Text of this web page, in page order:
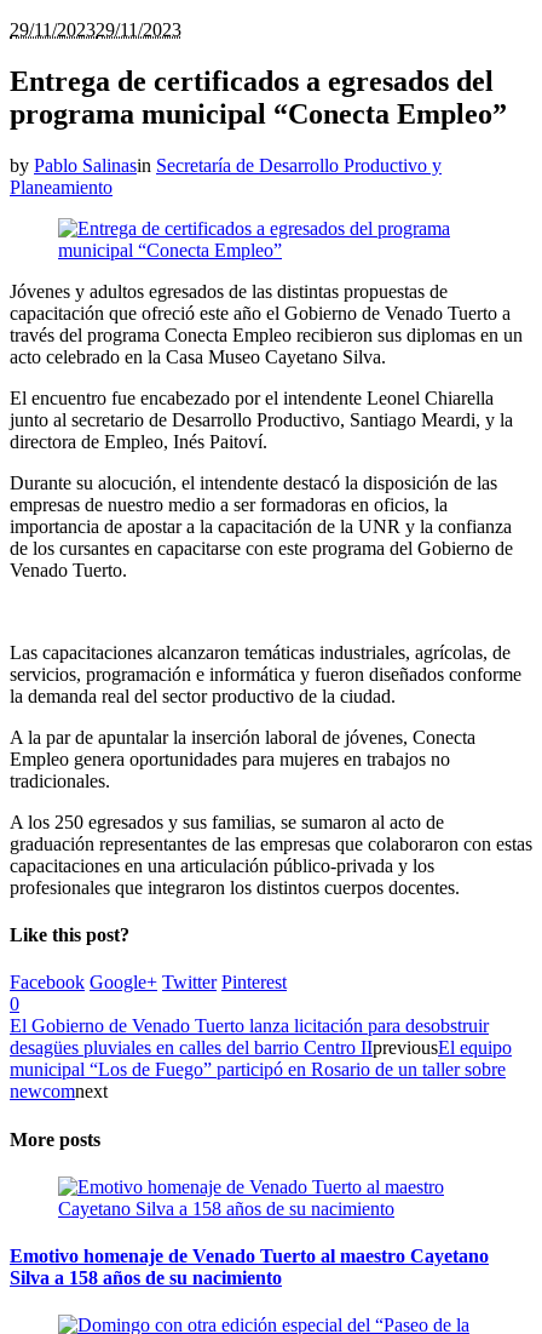
29/11/202329/11/2023
Entrega de certificados a egresados del
programa municipal “Conecta Empleo”
by Pablo Salinasin Secretaría de Desarrollo Productivo y
Planeamiento
Jóvenes y adultos egresados de las distintas propuestas de
capacitación que ofreció este año el Gobierno de Venado Tuerto a
través del programa Conecta Empleo recibieron sus diplomas en un
acto celebrado en la Casa Museo Cayetano Silva.
El encuentro fue encabezado por el intendente Leonel Chiarella
junto al secretario de Desarrollo Productivo, Santiago Meardi, y la
directora de Empleo, Inés Paitoví.
Durante su alocución, el intendente destacó la disposición de las
empresas de nuestro medio a ser formadoras en oficios, la
importancia de apostar a la capacitación de la UNR y la confianza
de los cursantes en capacitarse con este programa del Gobierno de
Venado Tuerto.
Las capacitaciones alcanzaron temáticas industriales, agrícolas, de
servicios, programación e informática y fueron diseñados conforme
la demanda real del sector productivo de la ciudad.
A la par de apuntalar la inserción laboral de jóvenes, Conecta
Empleo genera oportunidades para mujeres en trabajos no
tradicionales.
A los 250 egresados y sus familias, se sumaron al acto de
graduación representantes de las empresas que colaboraron con estas
capacitaciones en una articulación público-privada y los
profesionales que integraron los distintos cuerpos docentes.
Like this post?
Facebook Google+ Twitter Pinterest
0
El Gobierno de Venado Tuerto lanza licitación para desobstruir
desagües pluviales en calles del barrio Centro IIpreviousEl equipo
municipal “Los de Fuego” participó en Rosario de un taller sobre
newcomnext
More posts
Emotivo homenaje de Venado Tuerto al maestro Cayetano
Silva a 158 años de su nacimiento